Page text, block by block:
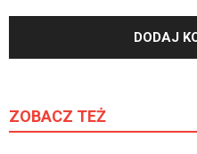
ZOBACZ TEŻ